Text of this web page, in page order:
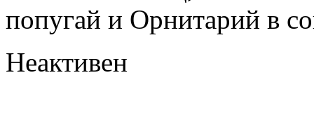
попугай и Орнитарий в
Неактивен